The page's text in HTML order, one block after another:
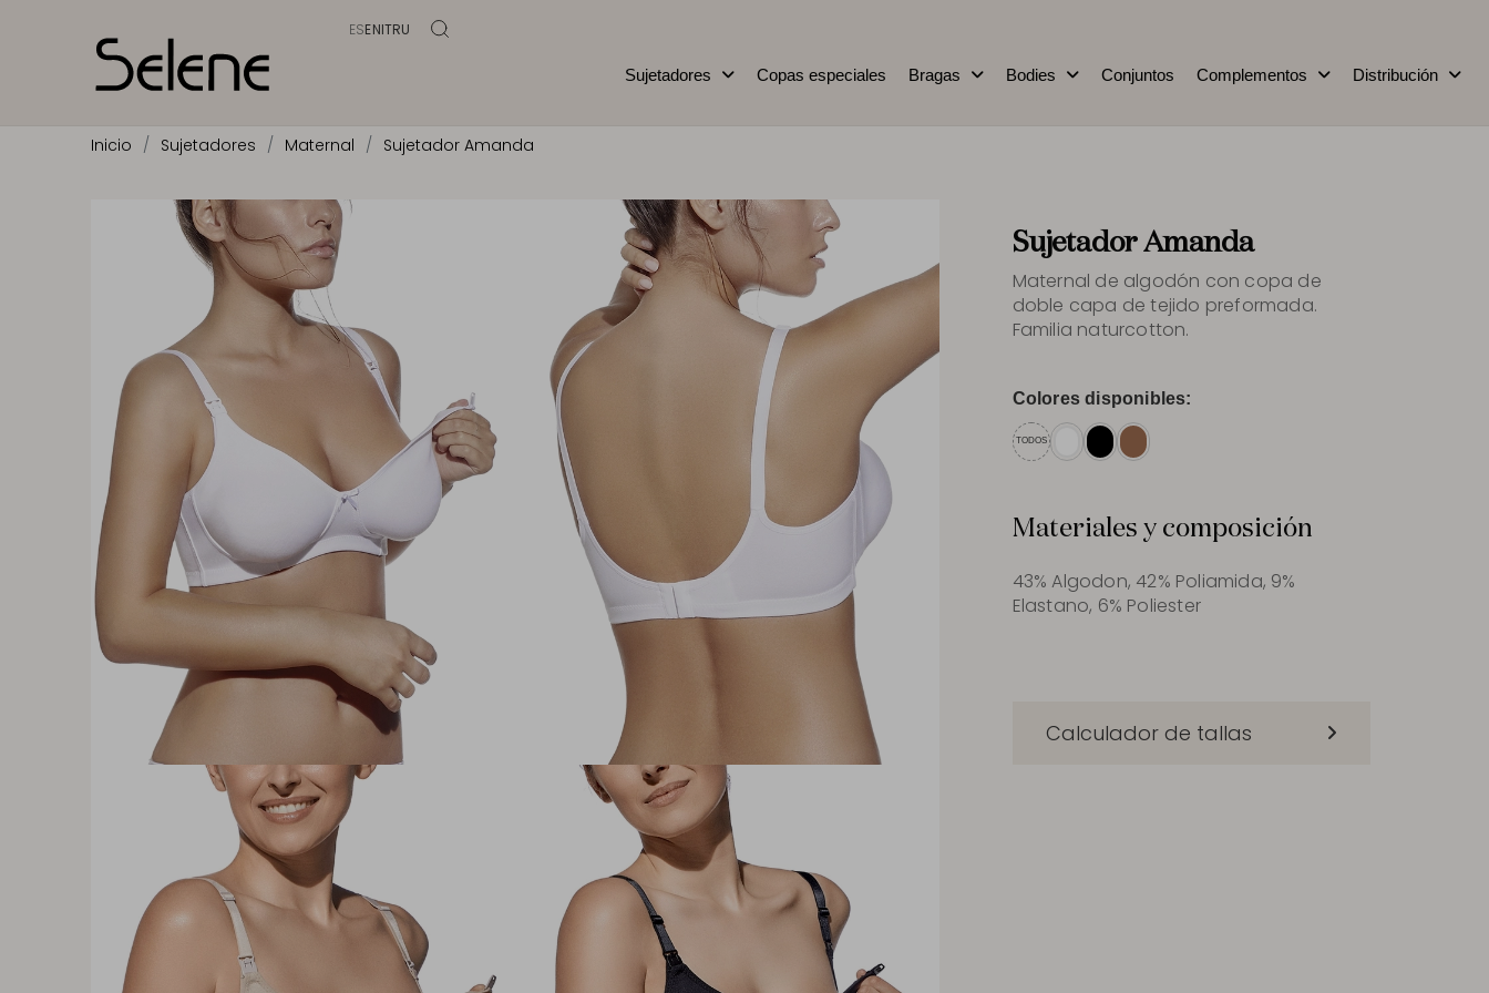
ESENITRU
Sujetadores Copas especiales Bragas Bodies Conjuntos Complementos Distribución
Inicio Sujetadores Maternal Sujetador Amanda
Sujetador Amanda
Maternal de algodón con copa de
doble capa de tejido preformada.
Familia naturcotton.
Colores disponibles:
TODOS
Materiales y composición
43% Algodon, 42% Poliamida, 9%
Elastano, 6% Poliester
Calculador de tallas